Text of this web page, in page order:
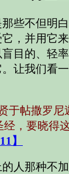
那些不但明
，并用它
目的、轻
让我们看
于帖撒罗
，要晓得
】
人那种不